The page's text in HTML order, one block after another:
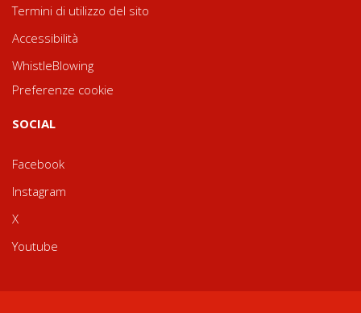
Termini di utilizzo del sito
Accessibilità
WhistleBlowing
Preferenze cookie
SOCIAL
Facebook
Instagram
X
Youtube